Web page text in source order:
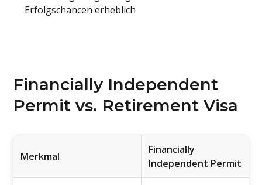
Erfolgschancen erheblich
Financially Independent
Permit vs. Retirement Visa
Merkmal
Financially
Independent Permit